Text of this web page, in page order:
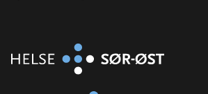
Organisasjon